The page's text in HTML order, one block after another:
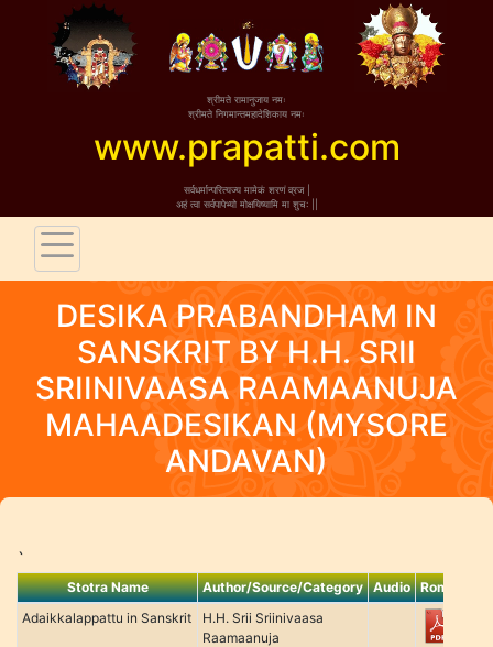
श्रीमते रामानुजाय नमः
श्रीमते निगमान्तमहादेशिकाय नमः
www.prapatti.com
सर्वधर्मान्परित्यज्य मामेकं शरणं व्रज |
अहं त्वा सर्वपापेभ्यो मोक्षयिष्यामि मा शुच: ||
DESIKA PRABANDHAM IN
SANSKRIT BY H.H. SRII
SRIINIVAASA RAAMAANUJA
MAHAADESIKAN (MYSORE
ANDAVAN)
`
Stotra Name Author/Source/Category Audio Roman
Adaikkalappattu in Sanskrit
H.H. Srii Sriinivaasa
Raamaanuja